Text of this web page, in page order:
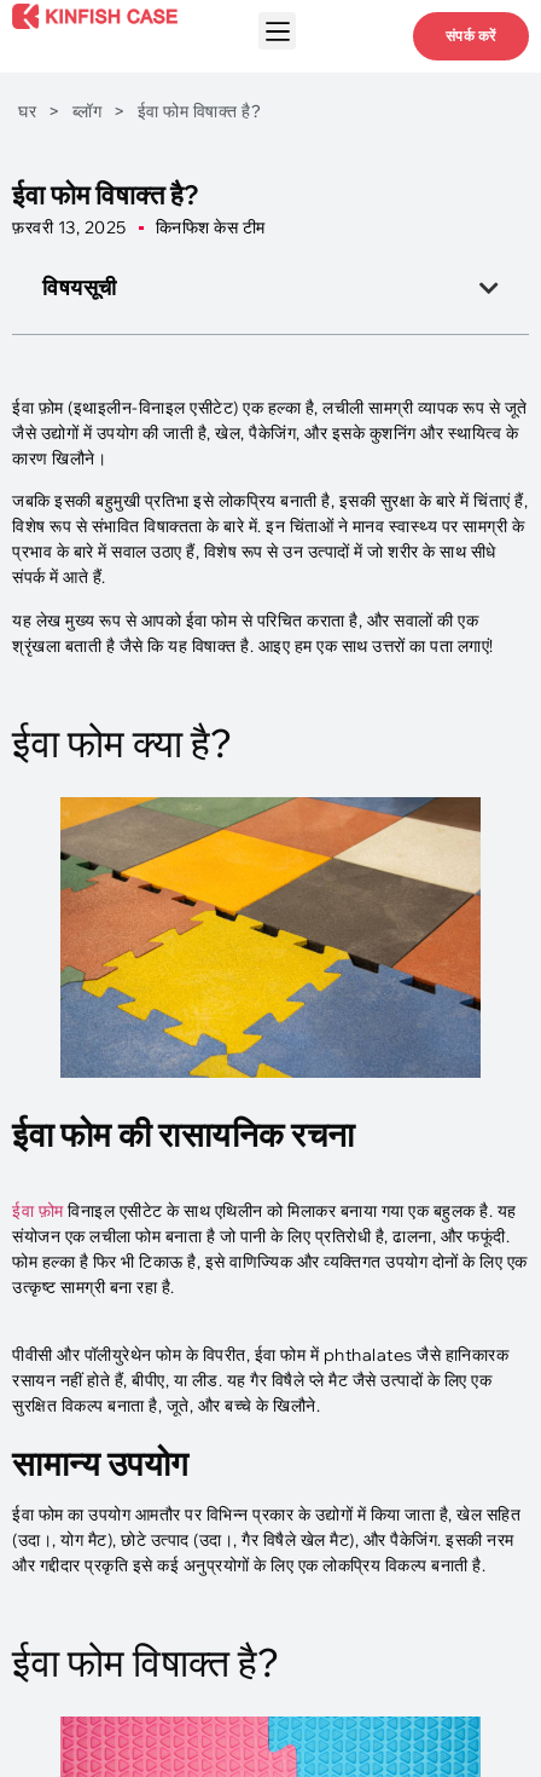
संपर्क करें
घर > ब्लॉग > ईवा फोम विषाक्त है?
ईवा फोम विषाक्त है?
फ़रवरी 13, 2025 किनफिश केस टीम
विषयसूची
ईवा फ़ोम (इथाइलीन-विनाइल एसीटेट) एक हल्का है, लचीली सामग्री व्यापक रूप से जूते
जैसे उद्योगों में उपयोग की जाती है, खेल, पैकेजिंग, और इसके कुशनिंग और स्थायित्व के
कारण खिलौने।
जबकि इसकी बहुमुखी प्रतिभा इसे लोकप्रिय बनाती है, इसकी सुरक्षा के बारे में चिंताएं हैं,
विशेष रूप से संभावित विषाक्तता के बारे में. इन चिंताओं ने मानव स्वास्थ्य पर सामग्री के
प्रभाव के बारे में सवाल उठाए हैं, विशेष रूप से उन उत्पादों में जो शरीर के साथ सीधे
संपर्क में आते हैं.
यह लेख मुख्य रूप से आपको ईवा फोम से परिचित कराता है, और सवालों की एक
श्रृंखला बताती है जैसे कि यह विषाक्त है. आइए हम एक साथ उत्तरों का पता लगाएं!
ईवा फोम क्या है?
ईवा फोम की रासायनिक रचना
ईवा फ़ोमविनाइल एसीटेट के साथ एथिलीन को मिलाकर बनाया गया एक बहुलक है. यह
संयोजन एक लचीला फोम बनाता है जो पानी के लिए प्रतिरोधी है, ढालना, और फफूंदी.
फोम हल्का है फिर भी टिकाऊ है, इसे वाणिज्यिक और व्यक्तिगत उपयोग दोनों के लिए एक
उत्कृष्ट सामग्री बना रहा है.
पीवीसी और पॉलीयुरेथेन फोम के विपरीत, ईवा फोम में phthalates जैसे हानिकारक
रसायन नहीं होते हैं, बीपीए, या लीड. यह गैर विषैले प्ले मैट जैसे उत्पादों के लिए एक
सुरक्षित विकल्प बनाता है, जूते, और बच्चे के खिलौने.
सामान्य उपयोग
ईवा फोम का उपयोग आमतौर पर विभिन्न प्रकार के उद्योगों में किया जाता है, खेल सहित
(उदा।, योग मैट), छोटे उत्पाद (उदा।, गैर विषैले खेल मैट), और पैकेजिंग. इसकी नरम
और गद्दीदार प्रकृति इसे कई अनुप्रयोगों के लिए एक लोकप्रिय विकल्प बनाती है.
ईवा फोम विषाक्त है?